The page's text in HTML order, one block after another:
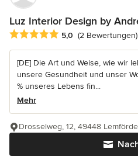
Luz Interior Design by
Durchschnittliche Bewertung: 5
5,0 (2 Bewertungen)
[DE] Die Art und Weise, wie wir
unsere Gesundheit und unser
% unseres Lebens fin...
Mehr
Drosselweg, 12, 49448 Lemförde